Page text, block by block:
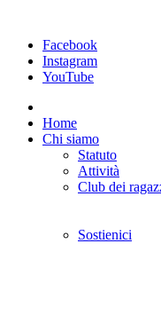
Facebook
Instagram
YouTube
Home
Chi siamo
Statuto
Attività
Club dei
Sostienici